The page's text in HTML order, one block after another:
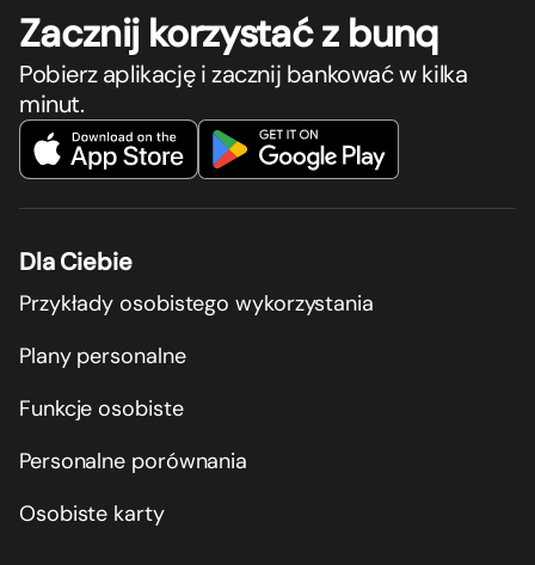
Zacznij korzystać z bunq
Pobierz aplikację i zacznij bankować w kilka
minut.
Dla Ciebie
Przykłady osobistego wykorzystania
Plany personalne
Funkcje osobiste
Personalne porównania
Osobiste karty